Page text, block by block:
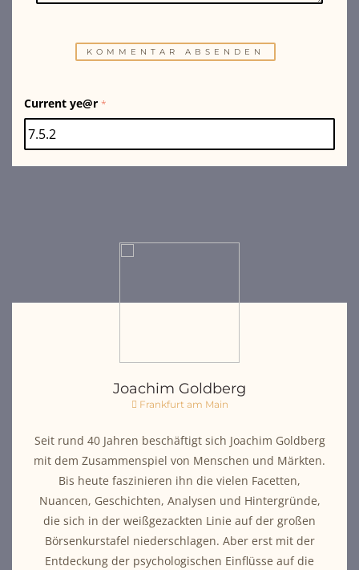
Current ye@r *
Joachim Goldberg
Frankfurt am Main
Seit rund 40 Jahren beschäftigt sich Joachim Goldberg
mit dem Zusammenspiel von Menschen und Märkten.
Bis heute faszinieren ihn die vielen Facetten,
Nuancen, Geschichten, Analysen und Hintergründe,
die sich in der weißgezackten Linie auf der großen
Börsenkurstafel niederschlagen. Aber erst mit der
Entdeckung der psychologischen Einflüsse auf die